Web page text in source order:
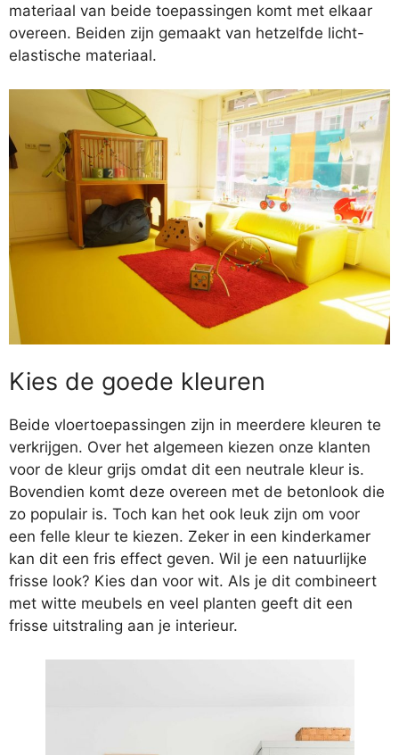
materiaal van beide toepassingen komt met elkaar
overeen. Beiden zijn gemaakt van hetzelfde licht-
elastische materiaal.
Kies de goede kleuren
Beide vloertoepassingen zijn in meerdere kleuren te
verkrijgen. Over het algemeen kiezen onze klanten
voor de kleur grijs omdat dit een neutrale kleur is.
Bovendien komt deze overeen met de betonlook die
zo populair is. Toch kan het ook leuk zijn om voor
een felle kleur te kiezen. Zeker in een kinderkamer
kan dit een fris effect geven. Wil je een natuurlijke
frisse look? Kies dan voor wit. Als je dit combineert
met witte meubels en veel planten geeft dit een
frisse uitstraling aan je interieur.